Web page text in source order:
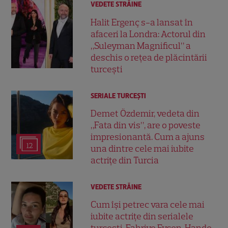
VEDETE STRĂINE
Halit Ergenç s-a lansat în
afaceri la Londra: Actorul din
„Suleyman Magnificul” a
deschis o rețea de plăcintării
turcești
12
SERIALE TURCEŞTI
Demet Özdemir, vedeta din
„Fata din vis”, are o poveste
impresionantă. Cum a ajuns
una dintre cele mai iubite
actrițe din Turcia
VEDETE STRĂINE
Cum își petrec vara cele mai
iubite actrițe din serialele